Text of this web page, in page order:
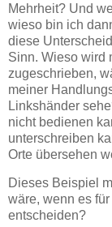
Mehrheit? Und
wieso bin ich
diese
Sinn. Wieso wird
zugeschrieben,
meiner
Linkshänder
nicht bedienen
unterschreiben
Orte übersehen
Dieses Beispiel
wäre, wenn es
entscheiden?